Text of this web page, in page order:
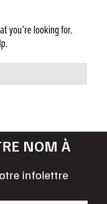
you’re looking for.
NOM À
infolettre